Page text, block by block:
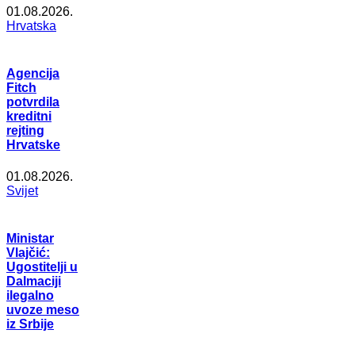
01.08.2026.
Hrvatska
Agencija
Fitch
potvrdila
kreditni
rejting
Hrvatske
01.08.2026.
Svijet
Ministar
Vlajčić:
Ugostitelji u
Dalmaciji
ilegalno
uvoze meso
iz Srbije